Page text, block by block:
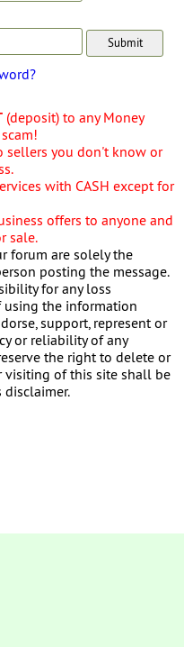
(deposit) to any Money
sellers you don't know or
with CASH except for
offers to anyone and
sale.
forum are solely the
posting the message.
for any loss
using the information
support, represent or
or reliability of any
the right to delete or
visiting of this site shall be
disclaimer.